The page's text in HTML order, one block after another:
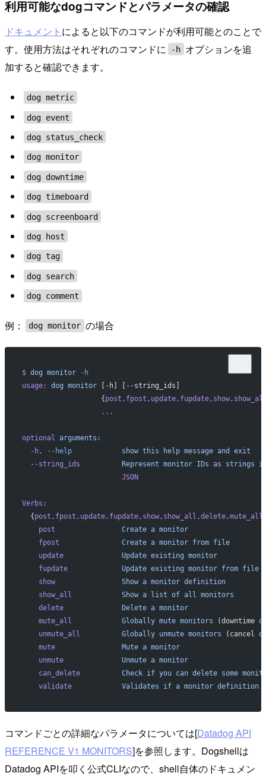
利用可能なdogコマンドとパラメータの確認
ドキュメント によると以下のコマンドが利用可能とのことで
す。使用方法はそれぞれのコマンドに
-h オプションを追
加すると確認できます。
dog metric
dog event
dog status_check
dog monitor
dog downtime
dog timeboard
dog screenboard
dog host
dog tag
dog search
dog comment
例： dog monitor の場合
$ dog monitor -h
usage:
dog monitor [-h] [--string_ids]
                   {
                   ...
optional arguments:
  -h,
--help
            show
this help message and
exit
  --string_ids
          Represent
monitor IDs as strings
                        JSON
Verbs:
  {
    post
                Create
a monitor
    fpost
               Create
a monitor from file
    update
              Update
existing monitor
    fupdate
             Update
existing monitor from file
    show
                Show
a monitor definition
    show_all
            Show
a list of all monitors
    delete
              Delete
a monitor
    mute_all
            Globally
mute monitors (downtime
    unmute_all
          Globally
unmute monitors (cancel
    mute
                Mute
a monitor
    unmute
              Unmute
a monitor
    can_delete
          Check
if you can delete some
    validate
            Validates
if a monitor definition
コマンドごとの詳細なパラメータについては[Datadog API
REFERENCE V1 MONITORS]を参照します。Dogshellは
Datadog APIを叩く公式CLIなので、shell自体のドキュメン